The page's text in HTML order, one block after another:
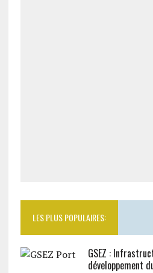
LES PLUS POPULAIRES:
GSEZ :
développement